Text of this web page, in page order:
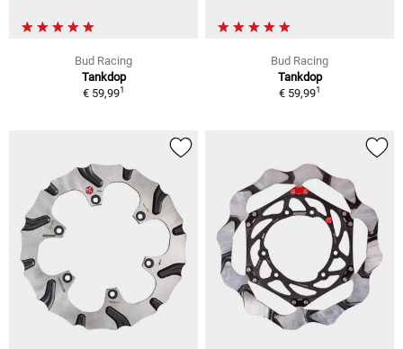
Bud Racing
Tankdop
€ 59,991
Bud Racing
Tankdop
€ 59,991